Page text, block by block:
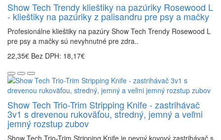
Show Tech Trendy klieštiky na pazúriky Rosewood L
- klieštiky na pazúriky z palisandru pre psy a mačky
Profesionálne klieštiky na pazúry Show Tech Trendy Rosewood L
pre psy a mačky sú nevyhnutné pre zdra..
22,35€ Bez DPH: 18,17€
Show Tech Trio-Trim Stripping Knife - zastrihávač
3v1 s drevenou rukoväťou, stredný, jemný a veľmi
jemný rozstup zubov
Show Tech Trio-Trim Stripping Knife je pevný kovový zastrihávač s